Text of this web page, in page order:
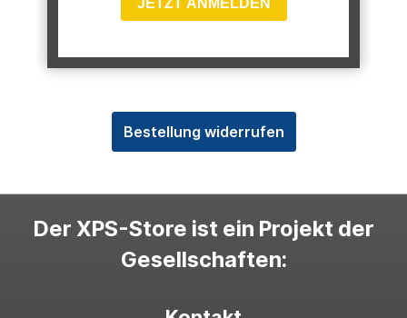
Bestellung widerrufen
Der XPS-Store ist ein Projekt der
Gesellschaften: